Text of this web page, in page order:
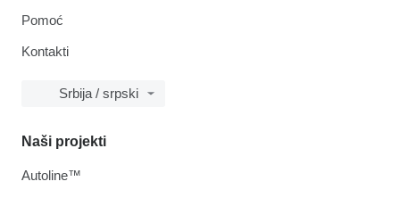
Pomoć
Kontakti
Srbija / srpski
Naši projekti
Autoline™